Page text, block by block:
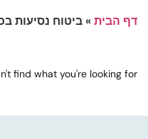
דף הבית»ביטוח נסיעות
find what you're looking for.